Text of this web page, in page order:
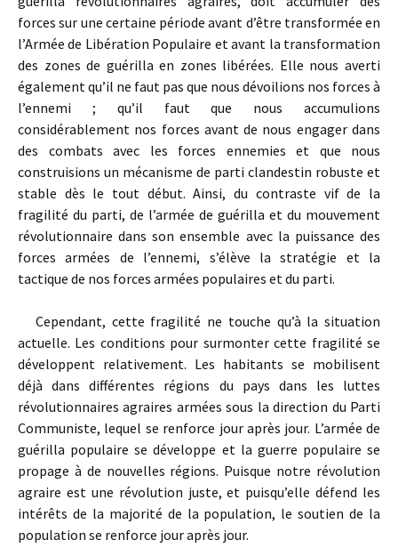
forces sur une certaine période avant d’être transformée en
l’Armée de Libération Populaire et avant la transformation
des zones de guérilla en zones libérées. Elle nous averti
également qu’il ne faut pas que nous dévoilions nos forces à
l’ennemi ; qu’il faut que nous accumulions
considérablement nos forces avant de nous engager dans
des combats avec les forces ennemies et que nous
construisions un mécanisme de parti clandestin robuste et
stable dès le tout début. Ainsi, du contraste vif de la
fragilité du parti, de l’armée de guérilla et du mouvement
révolutionnaire dans son ensemble avec la puissance des
forces armées de l’ennemi, s’élève la stratégie et la
tactique de nos forces armées populaires et du parti.
Cependant, cette fragilité ne touche qu’à la situation
actuelle. Les conditions pour surmonter cette fragilité se
développent relativement. Les habitants se mobilisent
déjà dans différentes régions du pays dans les luttes
révolutionnaires agraires armées sous la direction du Parti
Communiste, lequel se renforce jour après jour. L’armée de
guérilla populaire se développe et la guerre populaire se
propage à de nouvelles régions. Puisque notre révolution
agraire est une révolution juste, et puisqu’elle défend les
intérêts de la majorité de la population, le soutien de la
population se renforce jour après jour.